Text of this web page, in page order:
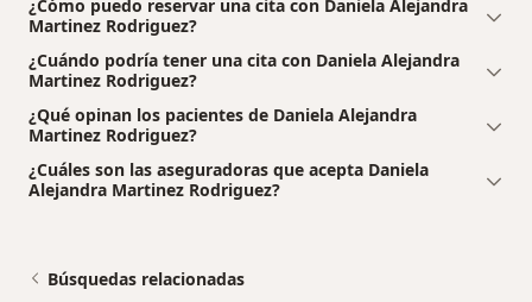
¿Cómo puedo reservar una cita con Daniela Alejandra
Martinez Rodriguez?
¿Cuándo podría tener una cita con Daniela Alejandra
Martinez Rodriguez?
¿Qué opinan los pacientes de Daniela Alejandra
Martinez Rodriguez?
¿Cuáles son las aseguradoras que acepta Daniela
Alejandra Martinez Rodriguez?
Búsquedas relacionadas